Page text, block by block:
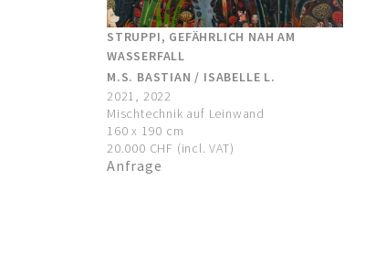
STRUPPI, GEFÄHRLICH NAH AM
WASSERFALL
M.S. BASTIAN / ISABELLE L.
2021, 2022
Mischtechnik auf Leinwand
160 x 190 cm
20.000 CHF (incl. VAT)
Anfrage